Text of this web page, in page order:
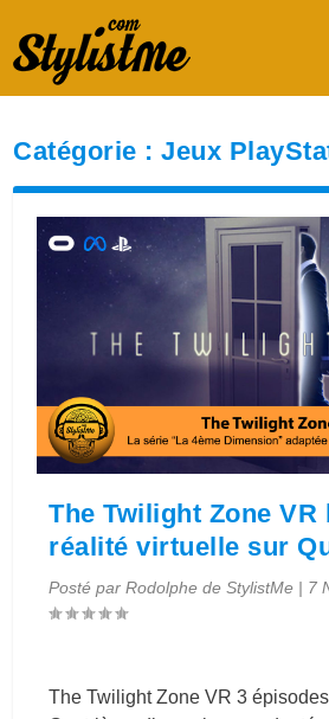
Catégorie :Jeux
The Twilight Zone VR
réalité virtuelle sur
Posté parRodolphe de StylistMe | 7
The Twilight Zone VR 3